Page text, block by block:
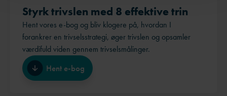
Styrk trivslen med 8 effektive trin
Hent vores e-bog og bliv klogere på, hvordan I
forankrer en trivselsstrategi, øger trivslen og opsamler
værdifuld viden gennem trivselsmålinger.
Hent e-bog